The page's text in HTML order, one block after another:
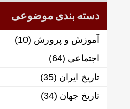
دسته بندی موضوعی
آموزش و پرورش (10)
اجتماعی (64)
تاریخ ایران (35)
تاریخ جهان (34)